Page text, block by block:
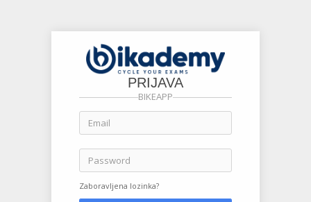
PRIJAVA
BIKEAPP
Zaboravljena lozinka?